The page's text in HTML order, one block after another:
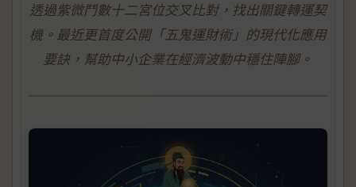
透過紫微鬥數十二宮位交叉比對，找出關鍵轉運契
機。最近更首度公開「五鬼運財術」的現代化應用
要訣，幫助中小企業在經濟波動中穩住陣腳。